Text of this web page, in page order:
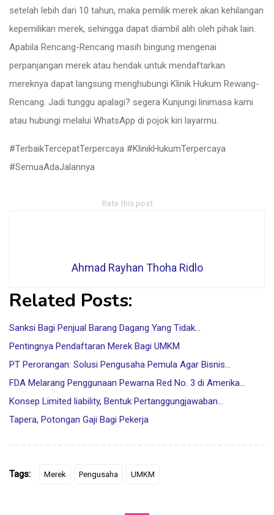
setelah lebih dari 10 tahun, maka pemilik merek akan kehilangan
kepemilikan merek, sehingga dapat diambil alih oleh pihak lain.
Apabila Rencang-Rencang masih bingung mengenai
perpanjangan merek atau hendak untuk mendaftarkan
mereknya dapat langsung menghubungi Klinik Hukum Rewang-
Rencang. Jadi tunggu apalagi? segera Kunjungi linimasa kami
atau hubungi melalui WhatsApp di pojok kiri layarmu.
#TerbaikTercepatTerpercaya #KlinikHukumTerpercaya
#SemuaAdaJalannya
Rate this post
Ahmad Rayhan Thoha Ridlo
Related Posts:
Sanksi Bagi Penjual Barang Dagang Yang Tidak…
Pentingnya Pendaftaran Merek Bagi UMKM
PT Perorangan: Solusi Pengusaha Pemula Agar Bisnis…
FDA Melarang Penggunaan Pewarna Red No. 3 di Amerika…
Konsep Limited liability, Bentuk Pertanggungjawaban…
Tapera, Potongan Gaji Bagi Pekerja
Tags: Merek Pengusaha UMKM